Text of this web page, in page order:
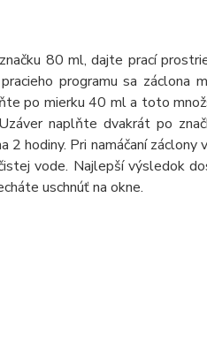
80 ml, dajte prací
programu sa záclona
po mierku 40 ml a toto
naplňte dvakrát po
hodiny. Pri namáčaní záclony
vode. Najlepší výsledok
uschnúť na okne.